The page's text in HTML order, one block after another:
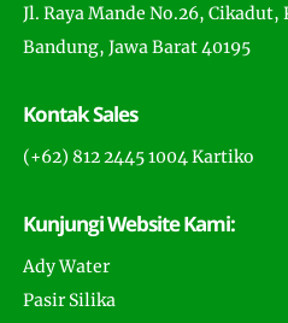
Tabung Media Filter FRP 1665
untuk Kirim
Tabung Media Filter FRP 1465
Tabung Media Filter FRP 1354
Tabung Media Filter FRP 1252
Jl. Raya Mande No.26,
Bandung, Jawa Barat 40195
Kontak Sales
(+62) 812 2445 1004 Kartiko
Kunjungi Website Kami:
Ady Water
Pasir Silika